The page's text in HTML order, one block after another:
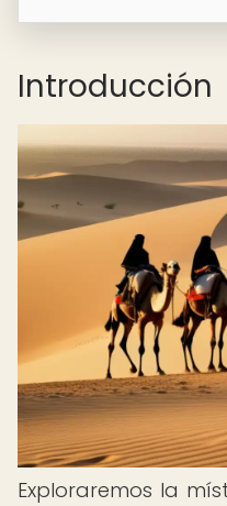
Introducción
Exploraremos la